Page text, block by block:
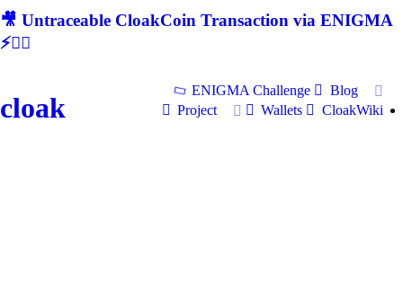
🎥 Untraceable CloakCoin Transaction via ENIGMA
⚡🕵‍♂
cloak
ENIGMA Challenge
Blog
Project
Wallets CloakWiki